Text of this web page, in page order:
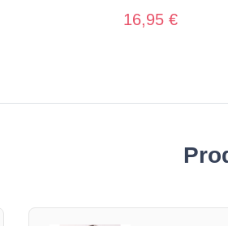
16,95 €